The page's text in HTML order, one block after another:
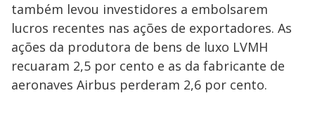
também levou investidores a embolsarem
lucros recentes nas ações de exportadores. As
ações da produtora de bens de luxo LVMH
recuaram 2,5 por cento e as da fabricante de
aeronaves Airbus perderam 2,6 por cento.